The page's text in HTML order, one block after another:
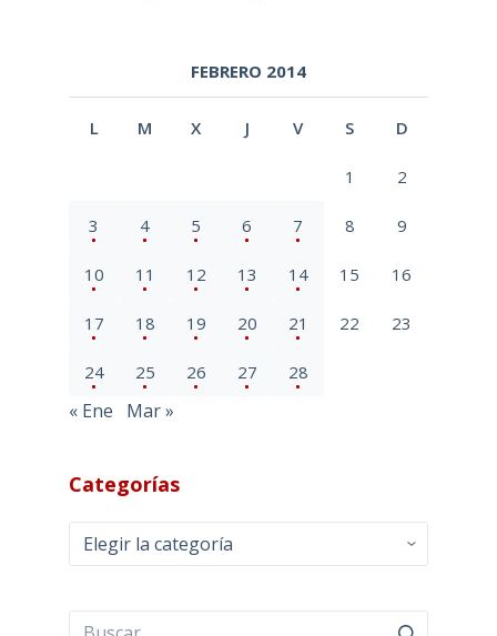
FEBRERO 2014
L M X J V S D
1 2
3 4 5 6 7 8 9
10 11 12 13 14 15 16
17 18 19 20 21 22 23
24 25 26 27 28
« Ene Mar »
Categorías
Categorías